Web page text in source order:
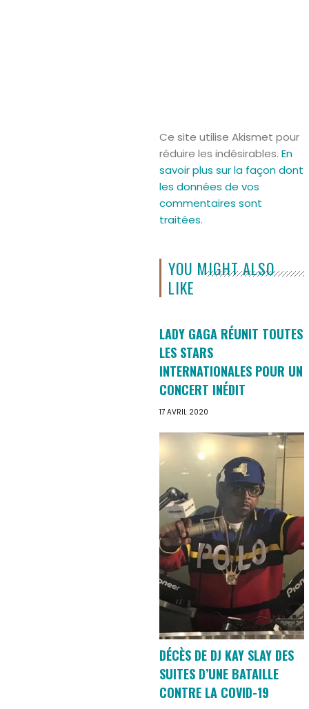
Ce site utilise Akismet pour
réduire les indésirables. En
savoir plus sur la façon dont
les données de vos
commentaires sont
traitées.
YOU MIGHT ALSO
LIKE
LADY GAGA RÉUNIT TOUTES
LES STARS
INTERNATIONALES POUR UN
CONCERT INÉDIT
17 AVRIL 2020
DÉCÈS DE DJ KAY SLAY DES
SUITES D’UNE BATAILLE
CONTRE LA COVID-19